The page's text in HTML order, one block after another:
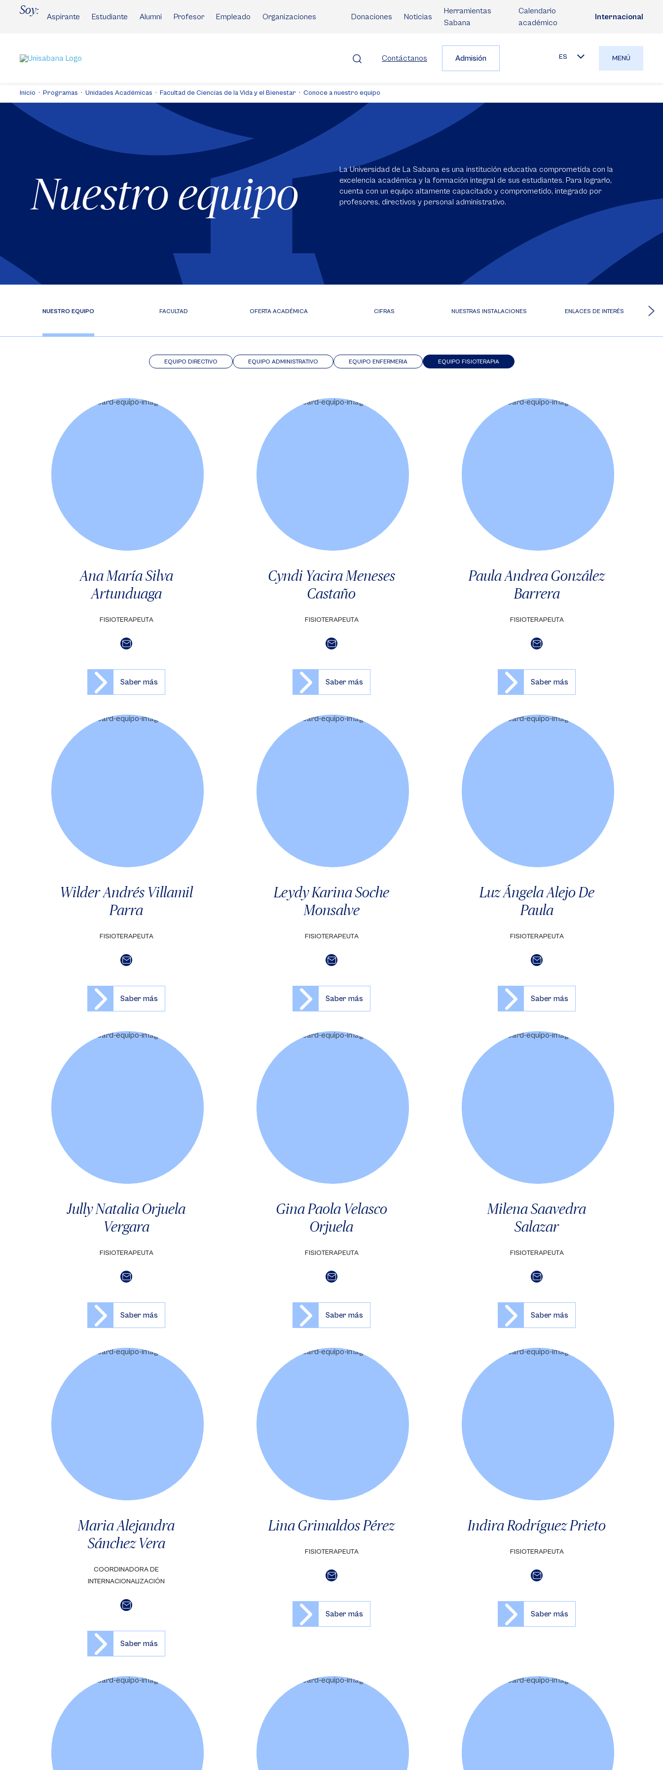
Soy:
Aspirante Estudiante Alumni Profesor Empleado Organizaciones Donaciones Noticias
Herramientas
Sabana
Calendario
académico
Internacional
Contáctanos Admisión ES MENÚ
Inicio Programas Unidades Académicas Facultad de Ciencias de la Vida y el Bienestar Conoce a nuestro equipo
Nuestro equipo
La Universidad de La Sabana es una institución educativa comprometida con la
excelencia académica y la formación integral de sus estudiantes. Para lograrlo,
cuenta con un equipo altamente capacitado y comprometido, integrado por
profesores, directivos y personal administrativo.
NUESTRO EQUIPO FACULTAD OFERTA ACADÉMICA CIFRAS NUESTRAS INSTALACIONES ENLACES DE INTERÉS
EQUIPO FISIOTERAPIA
EQUIPO ENFERMERIA
EQUIPO ADMINISTRATIVO
EQUIPO DIRECTIVO
Ana María Silva
Artunduaga
FISIOTERAPEUTA
Saber más
Cyndi Yacira Meneses
Castaño
FISIOTERAPEUTA
Saber más
Paula Andrea González
Barrera
FISIOTERAPEUTA
Saber más
Wilder Andrés Villamil
Parra
FISIOTERAPEUTA
Saber más
Leydy Karina Soche
Monsalve
FISIOTERAPEUTA
Saber más
Luz Ángela Alejo De
Paula
FISIOTERAPEUTA
Saber más
Jully Natalia Orjuela
Vergara
FISIOTERAPEUTA
Saber más
Gina Paola Velasco
Orjuela
FISIOTERAPEUTA
Saber más
Milena Saavedra
Salazar
FISIOTERAPEUTA
Saber más
Maria Alejandra
Sánchez Vera
COORDINADORA DE
INTERNACIONALIZACIÓN
Saber más
Lina Grimaldos Pérez
FISIOTERAPEUTA
Saber más
Indira Rodríguez Prieto
FISIOTERAPEUTA
Saber más